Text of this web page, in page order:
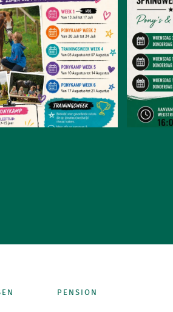
PENSION